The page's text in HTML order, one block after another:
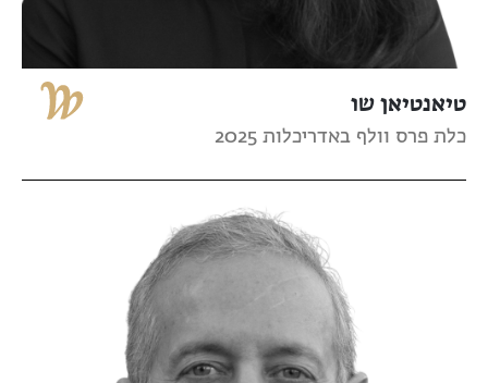
טיאנטיאן שו
כלת פרס וולף באדריכלות 2025